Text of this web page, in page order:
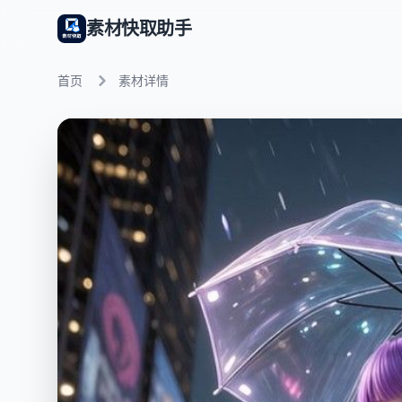
素材快取助手
首页 素材详情